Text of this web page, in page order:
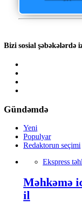
Bizi sosial şəbəkələrdə
Gündəmdə
Yeni
Populyar
Redaktorun seçimi
Ekspress
Məhkəmə
il